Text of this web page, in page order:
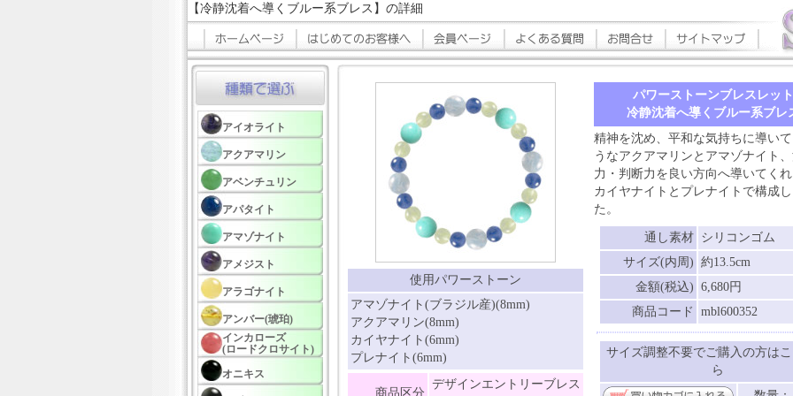
【冷静沈着へ導くブルー系ブレス】の詳細
アイオライト
アクアマリン
アベンチュリン
アパタイト
アマゾナイト
アメジスト
アラゴナイト
アンバー(琥珀)
インカローズ
(ロードクロサイト)
オニキス
使用パワーストーン
アマゾナイト(ブラジル産)(8mm)
アクアマリン(8mm)
カイヤナイト(6mm)
プレナイト(6mm)
商品区分
デザインエントリーブレス
パワーストーンブレスレット
冷静沈着へ導くブルー系ブレ
精神を沈め、平和な気持ちに導い
うなアクアマリンとアマゾナイト
力・判断力を良い方向へ導いてく
カイヤナイトとプレナイトで構成
た。
通し素材 シリコンゴム
サイズ(内周) 約13.5cm
金額(税込) 6,680円
商品コード
mbl600352
サイズ調整不要でご購入の方は
ら